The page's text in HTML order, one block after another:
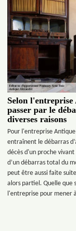
Selon l'entreprise
passer par le
diverses raisons
Pour l'entreprise
entraînent le débarras
décès d'un proche
d’un débarras total du
peut être aussi faite
alors partiel. Quelle que
l'entreprise pour mener